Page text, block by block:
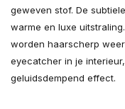
geweven stof. De
warme en luxe
worden haarscherp
eyecatcher in je
geluidsdempend effect.